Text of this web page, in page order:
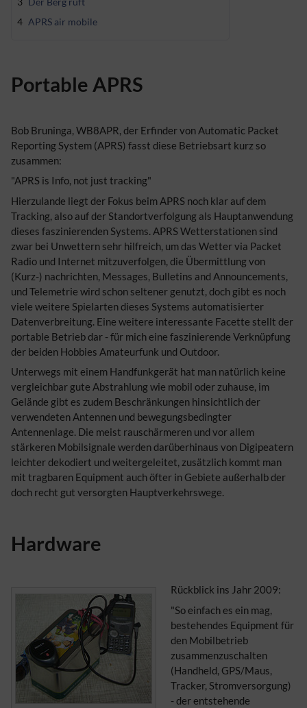
4 APRS air mobile
Portable APRS
Bob Bruninga, WB8APR, der Erfinder von Automatic Packet
Reporting System (APRS) fasst diese Betriebsart kurz so
zusammen:
"APRS is Info, not just tracking"
Hierzulande liegt der Fokus beim APRS noch klar auf dem
Tracking, also auf der Standortverfolgung als Hauptanwendung
dieses faszinierenden Systems. APRS Wetterstationen sind
zwar bei Unwettern sehr hilfreich, um das Wetter via Packet
Radio und Internet mitzuverfolgen, die Übermittlung von
(Kurz-) nachrichten, Messages, Bulletins and Announcements,
und Telemetrie wird schon seltener genutzt, doch gibt es noch
viele weitere Spielarten dieses Systems automatisierter
Datenverbreitung. Eine weitere interessante Facette stellt der
portable Betrieb dar - für mich eine faszinierende Verknüpfung
der beiden Hobbies Amateurfunk und Outdoor.
Unterwegs mit einem Handfunkgerät hat man natürlich keine
vergleichbar gute Abstrahlung wie mobil oder zuhause, im
Gelände gibt es zudem Beschränkungen hinsichtlich der
verwendeten Antennen und bewegungsbedingter
Antennenlage. Die meist rauschärmeren und vor allem
stärkeren Mobilsignale werden darüberhinaus von Digipeatern
leichter dekodiert und weitergeleitet, zusätzlich kommt man
mit tragbaren Equipment auch öfter in Gebiete außerhalb der
doch recht gut versorgten Hauptverkehrswege.
Hardware
Rückblick ins Jahr 2009:
"So einfach es ein mag,
bestehendes Equipment für
den Mobilbetrieb
zusammenzuschalten
(Handheld, GPS/Maus,
Tracker, Stromversorgung)
- der entstehende